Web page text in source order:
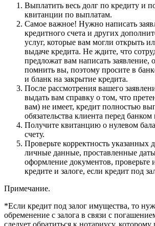
Выплатить весь долг по кредиту и
квитанции по выплатам.
Самое важное! Нужно написать
кредитного счета и других
услуг, которые вам могли открыть
выдаче кредита. Не ждите, что
предложат вам написать
помнить вы, поэтому просите в
и бланк на закрытие кредита.
После рассмотрения вашего
выдать вам справку о том, что
вам) не имеет, кредит полностью
обязательства клиента перед
Получите квитанцию о нулевом
счету.
Проверьте корректность указанных
личные данные, проставленные
оформление документов,
кредите и залоге, если кредит под
Примечание.
*Если кредит под залог имущества, то
обременение с залога в связи с
следует обратиться к нотариусу, которому